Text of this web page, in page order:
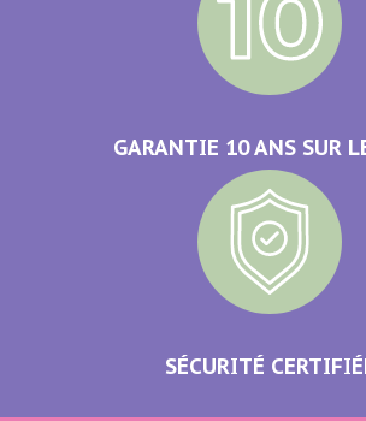
GARANTIE 10 ANS SUR
SÉCURITÉ